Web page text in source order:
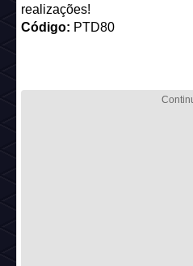
realizações!
Código: PTD80